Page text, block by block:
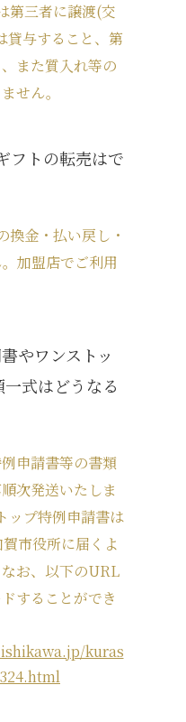
第三者に譲渡(交
貸与すること、第
また質入れ等の
せん。
フトの転売はで
換金・払い戻し・
加盟店でご利用
やワンストッ
式はどうなる
申請書等の書類
次発送いたしま
ップ特例申請書は
市役所に届くよ
お、以下のURL
することができ
kuras